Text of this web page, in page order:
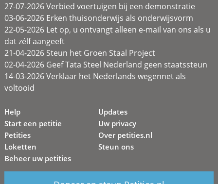
27-07-2026 Verbied voertuigen bij een demonstratie
03-06-2026 Erken thuisonderwijs als onderwijsvorm
22-05-2026 Let op, u ontvangt alleen e-mail van ons als u
dat zélf aangeeft
21-04-2026 Steun het Groen Staal Project
02-04-2026 Geef Tata Steel Nederland geen staatssteun
14-03-2026 Verklaar het Nederlands wegennet als
voltooid
Help
Start een petitie
Petities
Loketten
Beheer uw petities
Updates
Uw privacy
Over petities.nl
Steun ons